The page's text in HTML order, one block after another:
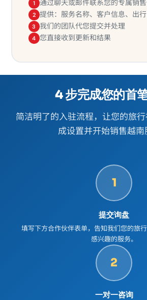
1 通过聊天或邮件联系您的专属销
2 提供：服务名称、客户信息、出
3 我们的团队代您提交并处理
4 您直接收到更新和结果
4 步完成您的首
简洁明了的入驻流程，让您的旅
成设置并开始销售越南
1
提交询盘
填写下方合作伙伴表单，告知我们您的旅
感兴趣的服务。
2
一对一咨询